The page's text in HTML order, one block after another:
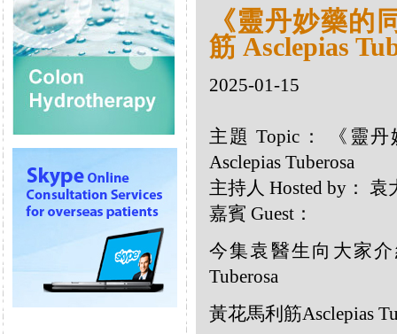
《靈丹妙藥的
筋 Asclepias
2025-01-15
主題 Topic： 《靈
Asclepias Tuberosa
主持人 Hosted by：
嘉賓 Guest：
今集袁醫生向大家
Tuberosa
黃花馬利筋Asclepias